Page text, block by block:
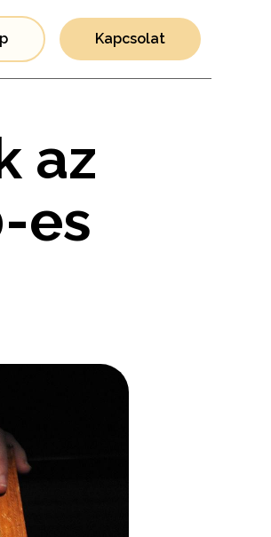
Kapcsolat
az
es